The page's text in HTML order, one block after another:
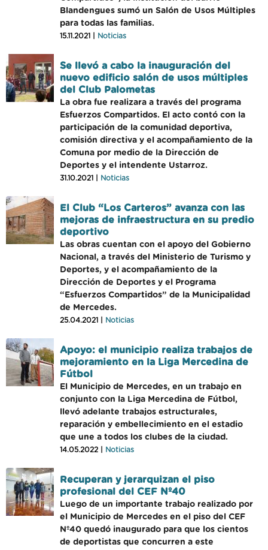
Blandengues sumó un Salón de Usos Múltiples
para todas las familias.
15.11.2021 | Noticias
Se llevó a cabo la inauguración del
nuevo edificio salón de usos múltiples
del Club Palometas
La obra fue realizara a través del programa
Esfuerzos Compartidos. El acto contó con la
participación de la comunidad deportiva,
comisión directiva y el acompañamiento de la
Comuna por medio de la Dirección de
Deportes y el intendente Ustarroz.
31.10.2021 | Noticias
El Club “Los Carteros” avanza con las
mejoras de infraestructura en su predio
deportivo
Las obras cuentan con el apoyo del Gobierno
Nacional, a través del Ministerio de Turismo y
Deportes, y el acompañamiento de la
Dirección de Deportes y el Programa
“Esfuerzos Compartidos” de la Municipalidad
de Mercedes.
25.04.2021 | Noticias
Apoyo: el municipio realiza trabajos de
mejoramiento en la Liga Mercedina de
Fútbol
El Municipio de Mercedes, en un trabajo en
conjunto con la Liga Mercedina de Fútbol,
llevó adelante trabajos estructurales,
reparación y embellecimiento en el estadio
que une a todos los clubes de la ciudad.
14.05.2022 | Noticias
Recuperan y jerarquizan el piso
profesional del CEF Nº40
Luego de un importante trabajo realizado por
el Municipio de Mercedes en el piso del CEF
Nº40 quedó inaugurado para que los cientos
de deportistas que concurren a este